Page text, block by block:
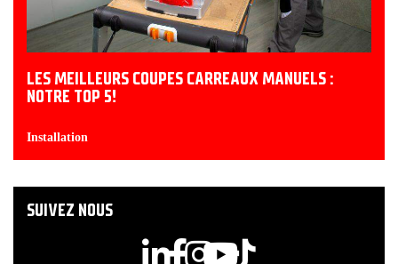
LES MEILLEURS COUPES CARREAUX MANUELS :
NOTRE TOP 5!
Installation
SUIVEZ NOUS